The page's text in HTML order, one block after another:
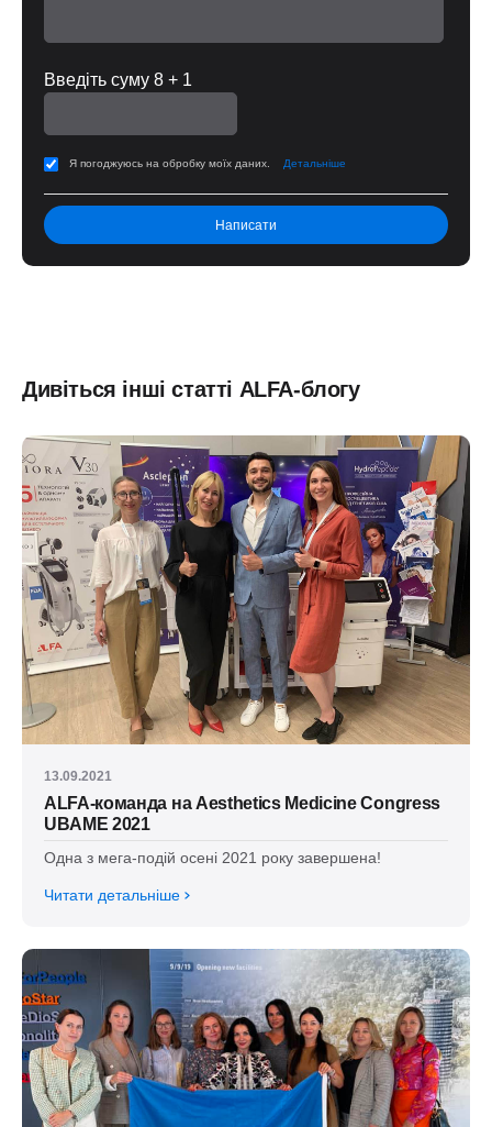
Введіть суму 8 + 1
Я погоджуюсь на обробку моїх даних. Детальніше
Дивіться інші статті ALFA-блогу
13.09.2021
ALFA-команда на Aesthetics Medicine Congress
UBAME 2021
Одна з мега-подій осені 2021 року завершена!
Читати детальніше